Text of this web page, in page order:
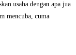
usaha dengan apa jua
mencuba, cuma